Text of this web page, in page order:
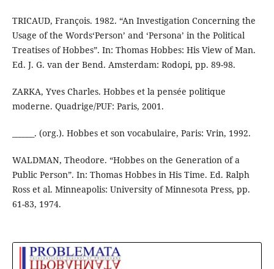
TRICAUD, François. 1982. “An Investigation Concerning the
Usage of the Words‘Person’ and ‘Persona’ in the Political
Treatises of Hobbes”. In: Thomas Hobbes: His View of Man.
Ed. J. G. van der Bend. Amsterdam: Rodopi, pp. 89-98.
ZARKA, Yves Charles. Hobbes et la pensée politique
moderne. Quadrige/PUF: Paris, 2001.
______. (org.). Hobbes et son vocabulaire, Paris: Vrin, 1992.
WALDMAN, Theodore. “Hobbes on the Generation of a
Public Person”. In: Thomas Hobbes in His Time. Ed. Ralph
Ross et al. Minneapolis: University of Minnesota Press, pp.
61-83, 1974.